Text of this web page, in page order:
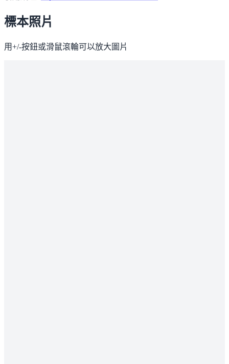
標本照片
用+/-按鈕或滑鼠滾輪可以放大圖片